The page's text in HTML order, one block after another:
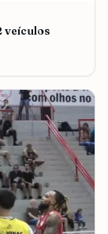
veículos